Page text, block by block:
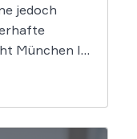
jedoch
München I
die
greift die